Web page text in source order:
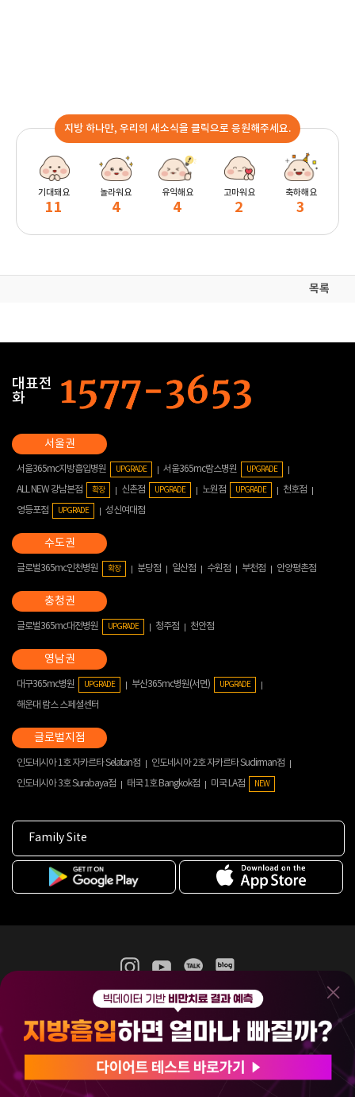
지방 하나만, 우리의 새소식을 클릭으로 응원해주세요.
기대돼요
11
놀라워요
4
유익해요
4
고마워요
2
축하해요
3
목록
대표전
화
서울365mc지방흡입병원 UPGRADE 서울365mc람스병원 UPGRADE
ALL NEW 강남본점 확장 신촌점 UPGRADE 노원점 UPGRADE
천호점
영등포점
UPGRADE 성신여대점
글로벌365mc인천병원 확장 분당점 일산점 수원점 부천점 안양평촌점
글로벌365mc대전병원 UPGRADE 청주점 천안점
대구365mc병원 UPGRADE 부산365mc병원(서면) UPGRADE
해운대 람스 스페셜센터
인도네시아 1호 자카르타 Selatan점
인도네시아 2호 자카르타 Sudirman점
인도네시아 3호 Surabaya점
태국 1호 Bangkok점 미국 LA점 NEW
Family Site
365mc 병·의원 이용약관
홈페이지 이용약관
비급여진료수가
(주)365mcㅣ서울특별시 서초구 서초대로52길 7, 3~4층(서초동, 제일빌딩)
120-87-04354ㅣ김남철
COPYRIGHT(C) 2025 365mc. ALL RIGHTS RESERVED.